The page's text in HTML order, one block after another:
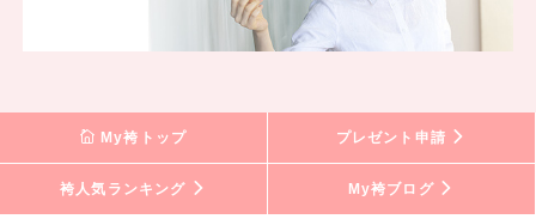
My袴トップ プレゼント申請
袴人気ランキング My袴ブログ